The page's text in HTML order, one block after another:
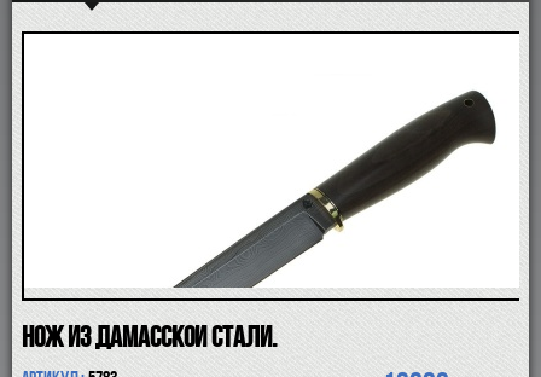
КЛАССИЧЕСКИЕ СТАНКИ
БРИТВЕННЫЕ НАБОРЫ
ДЛЯ БОРОДЫ И УСОВ
ДЛЯ ВОЛОС И ТЕЛА
ПАРФЮМ
ЧАШКИ
КОСМЕТИЧКИ
АКСЕССУАРЫ
МАНИКЮРНЫЕ ИНСТРУМЕНТЫ
Нож из дамасской стали.